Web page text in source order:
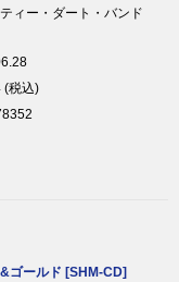
ィー・ダート・バンド
(税込)
ゴールド [SHM-CD]